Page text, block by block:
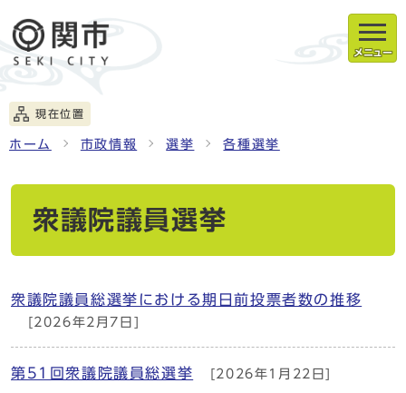
メニュー
現在位置
ホーム 市政情報 選挙 各種選挙
衆議院議員選挙
衆議院議員総選挙における期日前投票者数の推移
[2026年2月7日]
第51回衆議院議員総選挙 [2026年1月22日]